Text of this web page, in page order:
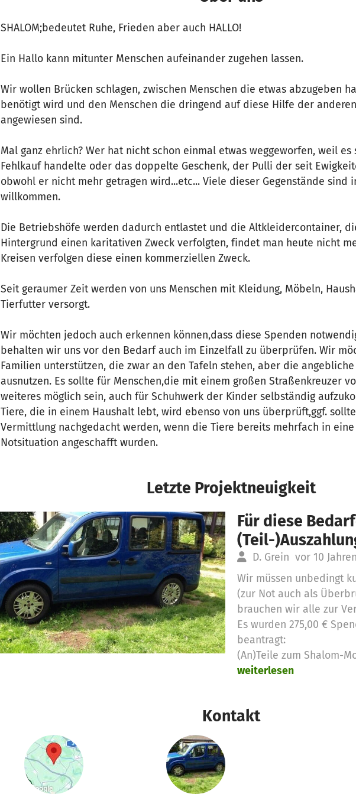
SHALOM;bedeutet Ruhe, Frieden aber auch HALLO!
Ein Hallo kann mitunter Menschen aufeinander zugehen lassen.
Wir wollen Brücken schlagen, zwischen Menschen die etwas abzugeben
benötigt wird und den Menschen die dringend auf diese Hilfe der
angewiesen sind.
Mal ganz ehrlich? Wer hat nicht schon einmal etwas weggeworfen, weil es
Fehlkauf handelte oder das doppelte Geschenk, der Pulli der seit
obwohl er nicht mehr getragen wird...etc... Viele dieser Gegenstände sind
willkommen.
Die Betriebshöfe werden dadurch entlastet und die Altkleidercontainer,
Hintergrund einen karitativen Zweck verfolgten, findet man heute nicht
Kreisen verfolgen diese einen kommerziellen Zweck.
Seit geraumer Zeit werden von uns Menschen mit Kleidung, Möbeln,
Tierfutter versorgt.
Wir möchten jedoch auch erkennen können,dass diese Spenden
behalten wir uns vor den Bedarf auch im Einzelfall zu überprüfen. Wir
Familien unterstützen, die zwar an den Tafeln stehen, aber die
ausnutzen. Es sollte für Menschen,die mit einem großen Straßenkreuzer
weiteres möglich sein, auch für Schuhwerk der Kinder selbständig
Tiere, die in einem Haushalt lebt, wird ebenso von uns überprüft,ggf.
Vermittlung nachgedacht werden, wenn die Tiere bereits mehrfach in
Notsituation angeschafft wurden.
Letzte Projektneuigkeit
Für diese
(Teil-
D. Grein vor 10 Jahren
Wir müssen unbedingt
(zur Not auch als
brauchen wir alle zur
Es wurden 275,00 €
beantragt:
(An)Teile zum Shalom-
weiterlesen
Kontakt